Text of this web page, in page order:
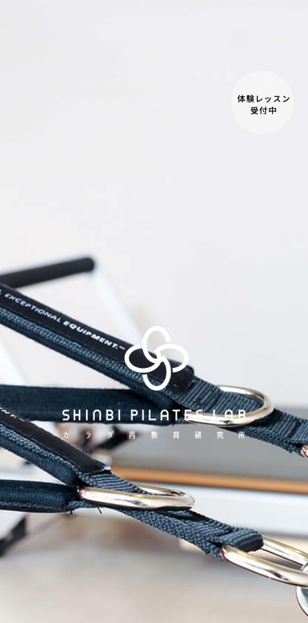
体験レッスン
受付中